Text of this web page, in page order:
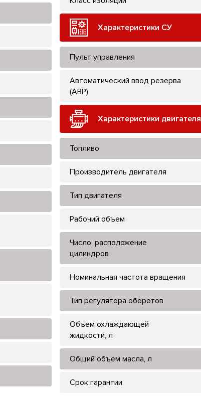
Характеристики СУ
Пульт управления
Автоматический ввод резерва
(АВР)
Характеристики двигателя
Топливо
Производитель двигателя
Тип двигателя
Рабочий объем
Число, расположение
цилиндров
Номинальная частота вращения
Тип регулятора оборотов
Объем охлаждающей
жидкости, л
Общий объем масла, л
Срок гарантии